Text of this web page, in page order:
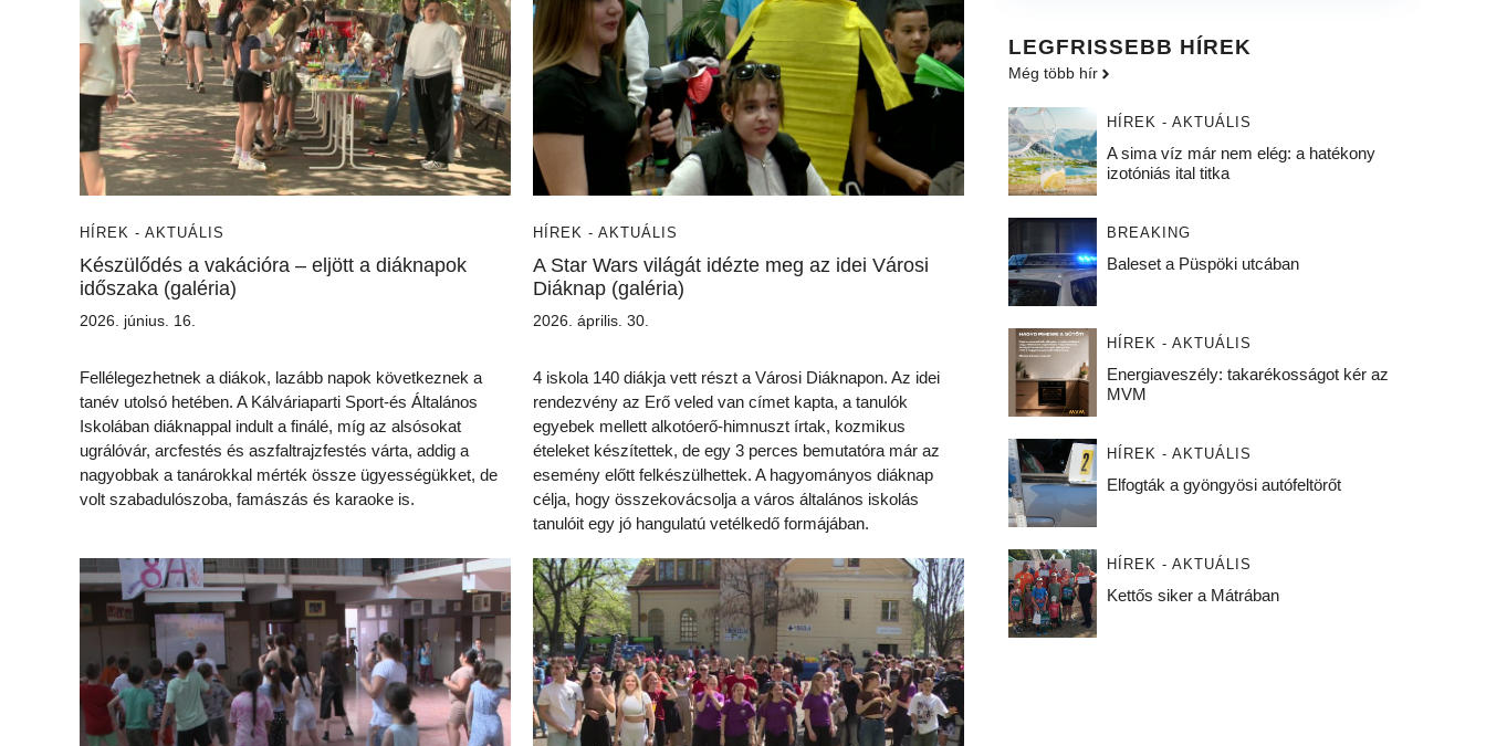
HÍREK - AKTUÁLIS
Készülődés a vakációra – eljött a diáknapok
időszaka (galéria)
2026. június. 16.
Fellélegezhetnek a diákok, lazább napok következnek a
tanév utolsó hetében. A Kálváriaparti Sport-és Általános
Iskolában diáknappal indult a finálé, míg az alsósokat
ugrálóvár, arcfestés és aszfaltrajzfestés várta, addig a
nagyobbak a tanárokkal mérték össze ügyességükket, de
volt szabadulószoba, famászás és karaoke is.
HÍREK - AKTUÁLIS
A Star Wars világát idézte meg az idei Városi
Diáknap (galéria)
2026. április. 30.
4 iskola 140 diákja vett részt a Városi Diáknapon. Az idei
rendezvény az Erő veled van címet kapta, a tanulók
egyebek mellett alkotóerő-himnuszt írtak, kozmikus
ételeket készítettek, de egy 3 perces bemutatóra már az
esemény előtt felkészülhettek. A hagyományos diáknap
célja, hogy összekovácsolja a város általános iskolás
tanulóit egy jó hangulatú vetélkedő formájában.
LEGFRISSEBB HÍREK
Még több hír
HÍREK - AKTUÁLIS
A sima víz már nem elég: a hatékony
izotóniás ital titka
BREAKING
Baleset a Püspöki utcában
HÍREK - AKTUÁLIS
Energiaveszély: takarékosságot kér az
MVM
HÍREK - AKTUÁLIS
Elfogták a gyöngyösi autófeltörőt
HÍREK - AKTUÁLIS
Kettős siker a Mátrában